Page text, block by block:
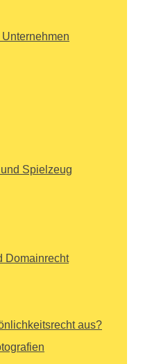
Spielzeug
Domainrecht
aus?